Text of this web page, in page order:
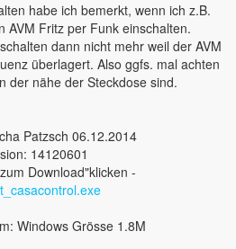
habe ich bemerkt, wenn ich z.B.
AVM Fritz per Funk einschalten.
dann nicht mehr weil der AVM
überlagert. Also ggfs. mal achten
der nähe der Steckdose sind.
Patzsch 06.12.2014
14120601
Download"klicken -
Windows Grösse 1.8M